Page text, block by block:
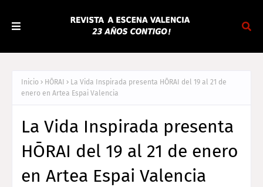
Inicio HŌRAI
La Vida Inspirada presenta HŌRAI del 19 al 21 de
enero en Artea Espai Valencia
La Vida Inspirada presenta
HŌRAI del 19 al 21 de enero
en Artea Espai Valencia